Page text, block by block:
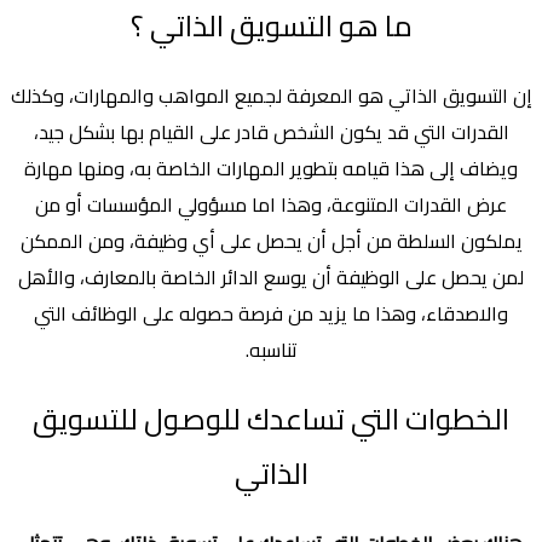
ما هو التسويق الذاتي ؟
إن التسويق الذاتي هو المعرفة لجميع المواهب والمهارات، وكذلك
القدرات التي قد يكون الشخص قادر على القيام بها بشكل جيد،
ويضاف إلى هذا قيامه بتطوير المهارات الخاصة به، ومنها مهارة
عرض القدرات المتنوعة، وهذا اما مسؤولي المؤسسات أو من
يملكون السلطة من أجل أن يحصل على أي وظيفة، ومن الممكن
لمن يحصل على الوظيفة أن يوسع الدائر الخاصة بالمعارف، والأهل
والاصدقاء، وهذا ما يزيد من فرصة حصوله على الوظائف التي
تناسبه.
الخطوات التي تساعدك للوصول للتسويق
الذاتي